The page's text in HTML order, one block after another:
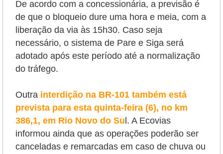
De acordo com a concessionária, a previsão é
de que o bloqueio dure uma hora e meia, com a
liberação da via às 15h30. Caso seja
necessário, o sistema de Pare e Siga será
adotado após este período até a normalização
do tráfego.
Outra interdição na BR-101 também está
prevista para esta quinta-feira (6), no km
386,1, em Rio Novo do Su l. A Ecovias
informou ainda que as operações poderão ser
canceladas e remarcadas em caso de chuva ou